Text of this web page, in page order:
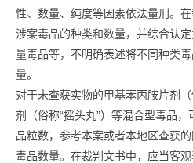
性、数量、纯度等因素依法量刑。
涉案毒品的种类和数量，并综合认
量毒品等，不明确表述将不同种类
量。
对于未查获实物的甲基苯丙胺片剂
剂（俗称“摇头丸”）等混合型毒品
品粒数，参考本案或者本地区查获
毒品数量。在裁判文书中，应当客